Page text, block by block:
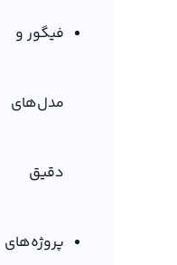
فیگور و
مدل‌های
دقیق
پروژه‌های